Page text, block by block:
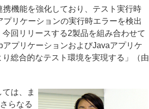
機能を強化しており、テスト実行時
プリケーションの実行時エラーを検出
回リリースする2製品を組み合わせて
プリケーションおよびJavaアプリケ
総合的なテスト環境を実現する」（由
は、ま
らなる